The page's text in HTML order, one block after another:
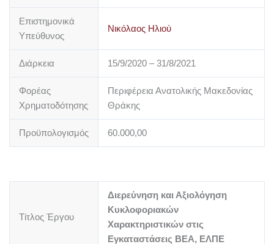
Επιστημονικά
Υπεύθυνος
Νικόλαος Ηλιού
Διάρκεια 15/9/2020 – 31/8/2021
Φορέας
Χρηματοδότησης
Περιφέρεια Ανατολικής Μακεδονίας
Θράκης
Προϋπολογισμός 60.000,00
Τίτλος Έργου
Διερεύνηση και Αξιολόγηση
Κυκλοφοριακών
Χαρακτηριστικών στις
Εγκαταστάσεις ΒΕΑ, ΕΛΠΕ